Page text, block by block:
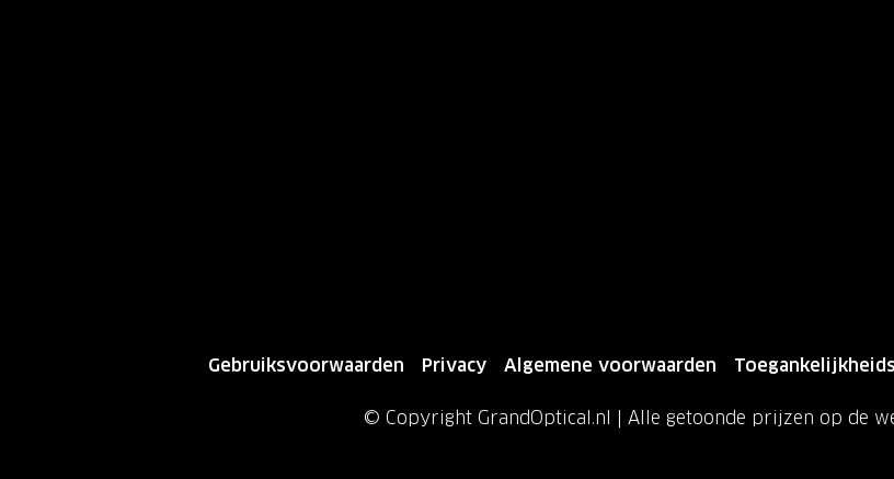
Gebruiksvoorwaarden Privacy Algemene voorwaarden
© Copyright GrandOptical.nl | Alle getoonde prijzen op de